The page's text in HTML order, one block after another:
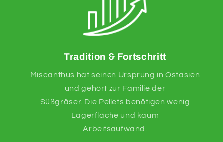
Tradition & Fortschritt
Miscanthus hat seinen Ursprung in Ostasien
und gehört zur Familie der
Süßgräser. Die Pellets benötigen wenig
Lagerfläche und kaum
Arbeitsaufwand.